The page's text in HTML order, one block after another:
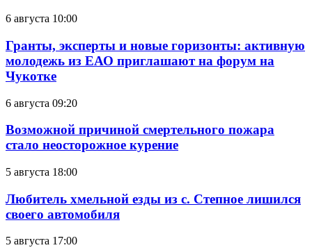
6 августа 10:00
Гранты, эксперты и новые горизонты: активную
молодежь из ЕАО приглашают на форум на
Чукотке
6 августа 09:20
Возможной причиной смертельного пожара
стало неосторожное курение
5 августа 18:00
Любитель хмельной езды из с. Степное лишился
своего автомобиля
5 августа 17:00